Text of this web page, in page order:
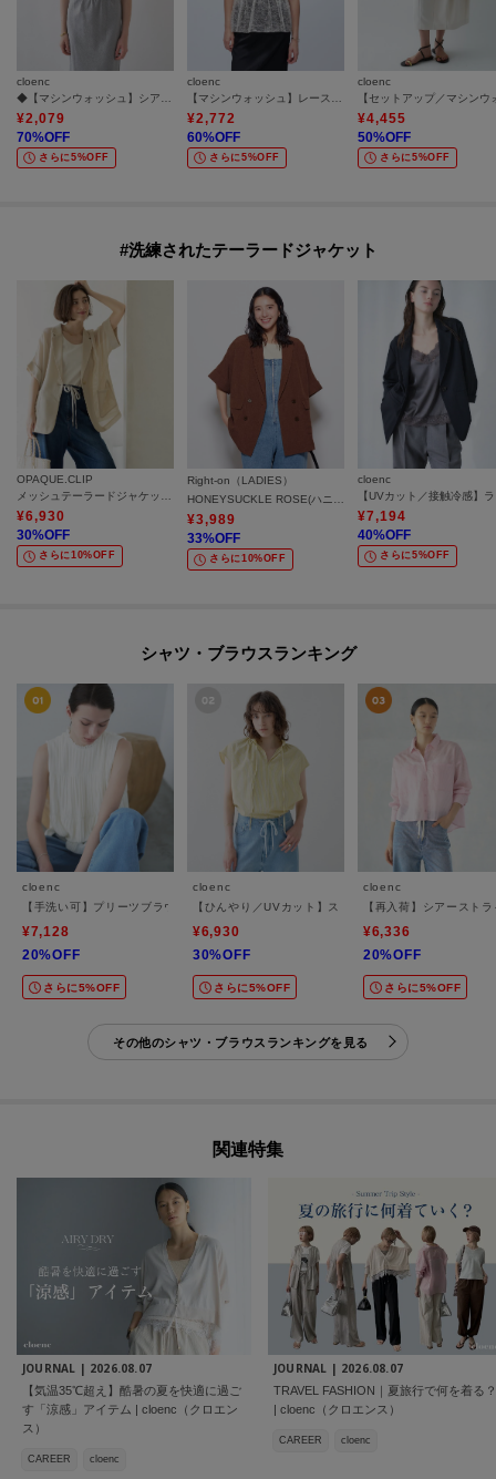
cloenc
¥2,079
70%OFF
さらに5%OFF
cloenc
¥2,772
60%OFF
さらに5%OFF
cloenc
¥4,455
50%OFF
さらに5%OFF
#洗練されたテーラードジャケット
OPAQUE.CLIP
メッシュテーラードジャケット【洗濯機OK】
¥6,930
30%OFF
さらに10%OFF
Right-on（LADIES）
HONEYSUCKLE ROSE(ハニーサックルローズ)【そよラク】ハーフスリーブジャケット
¥3,989
33%OFF
さらに10%OFF
cloenc
¥7,194
40%OFF
さらに5%OFF
シャツ・ブラウスランキング
cloenc
【手洗い可】プリーツブラウス
¥7,128
20%OFF
さらに5%OFF
cloenc
【ひんやり／UVカット】スタンドリボンフリルブラウス
¥6,930
30%OFF
さらに5%OFF
cloenc
【再入荷】シアースト
¥6,336
20%OFF
さらに5%OFF
その他のシャツ・ブラウスランキングを見る
関連特集
JOURNAL | 2026.08.07
【気温35℃超え】酷暑の夏を快適に過ご
す「涼感」アイテム | cloenc（クロエン
ス）
CAREER cloenc
JOURNAL | 2026.08.07
TRAVEL FASHION｜夏旅行で何を着る？
| cloenc（クロエンス）
CAREER cloenc